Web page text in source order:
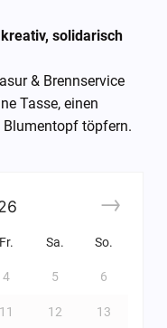
solidarisch
& Brennservice
Tasse, einen
Blumentopf töpfern.
Fr. Sa. So.
4 5 6
11 12 13